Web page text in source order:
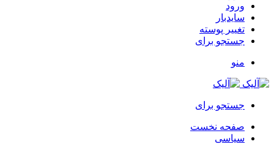
ورود
سایدبار
تغییر پوسته
جستجو برای
منو
جستجو برای
صفحه نخست
سیاسی